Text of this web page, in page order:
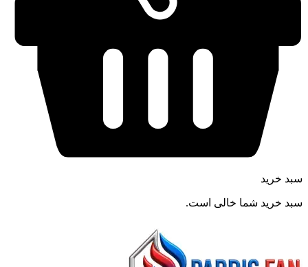
سبد خرید
سبد خرید شما خالی است.